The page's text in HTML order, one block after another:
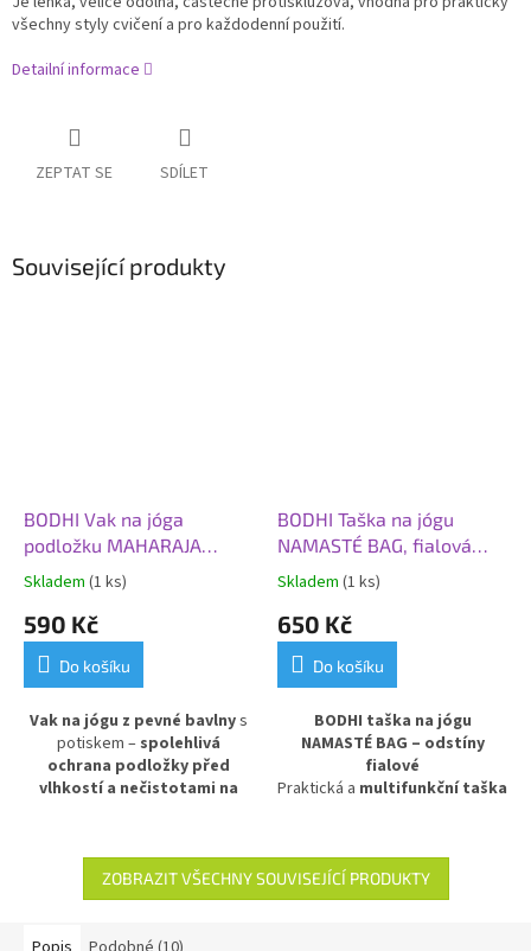
všechny styly cvičení a pro každodenní použití.
Detailní informace
ZEPTAT SE SDÍLET
Související produkty
BODHI Vak na jóga
podložku MAHARAJA
ASANA 70, červená tmavá
Skladem (1 ks)
590 Kč
Do košíku
Vak na jógu z pevné bavlnys
potiskem – spolehlivá
ochrana podložky před
vlhkostí a nečistotami na
pomůcek. Ideální na přenos a
skladování jógové výbavy.
BODHI Taška na jógu
NAMASTÉ BAG, fialová
tlumená
Skladem (1 ks)
650 Kč
Do košíku
BODHI taška na jógu
NAMASTÉ BAG – odstíny
fialové
Praktická a multifunkční taška
Ideální pro pohodlné přenášení
podložky a dalšího jógového
příslušenství doma, ve studiu i
ZOBRAZIT VŠECHNY SOUVISEJÍCÍ PRODUKTY